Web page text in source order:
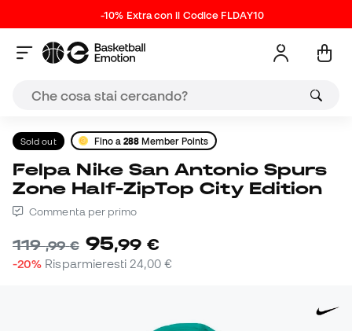
-10% Extra con il Codice FLDAY10
Sold out Fino a288 Member Points
Felpa Nike San Antonio Spurs
Zone Half-ZipTop City Edition
Commenta per primo
119,99 € 95,99 €
-20% Risparmieresti 24,00 €